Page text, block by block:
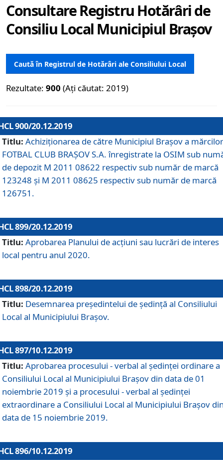
Consultare Registru Hotărâri de
Consiliu Local Municipiul Brașov
Caută în Registrul de Hotărâri ale Consiliului Local
Rezultate: 900 (Ați căutat: 2019)
900/20.12.2019
Titlu: Achiziționarea de către Municipiul Brașov a mărcilor
FOTBAL CLUB BRAȘOV S.A. înregistrate la OSIM sub
de depozit M 2011 08622 respectiv sub număr de marcă
123248 și M 2011 08625 respectiv sub număr de marcă
126751.
899/20.12.2019
Titlu: Aprobarea Planului de acţiuni sau lucrări de interes
local pentru anul 2020.
898/20.12.2019
Titlu: Desemnarea preşedintelui de şedinţă al Consiliului
Local al Municipiului Braşov.
897/10.12.2019
Titlu: Aprobarea procesului - verbal al şedinţei ordinare a
Consiliului Local al Municipiului Brașov din data de 01
noiembrie 2019 și a procesului - verbal al ședinței
extraordinare a Consiliului Local al Municipiului Brașov
data de 15 noiembrie 2019.
896/10.12.2019